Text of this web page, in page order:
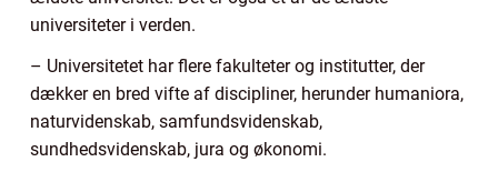
universiteter i verden.
– Universitetet har flere fakulteter og institutter, der
dækker en bred vifte af discipliner, herunder humaniora,
naturvidenskab, samfundsvidenskab,
sundhedsvidenskab, jura og økonomi.